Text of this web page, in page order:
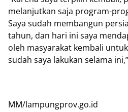
melanjutkan saja program-
Saya sudah membangun
tahun, dan hari ini saya
oleh masyarakat kembali
sudah saya lakukan selama
MM/lampungprov.go.id